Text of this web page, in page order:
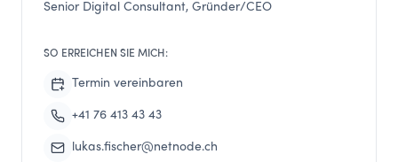
Senior Digital Consultant, Gründer/CEO
SO ERREICHEN SIE MICH:
Termin vereinbaren
+41 76 413 43 43
lukas.fischer@netnode.ch